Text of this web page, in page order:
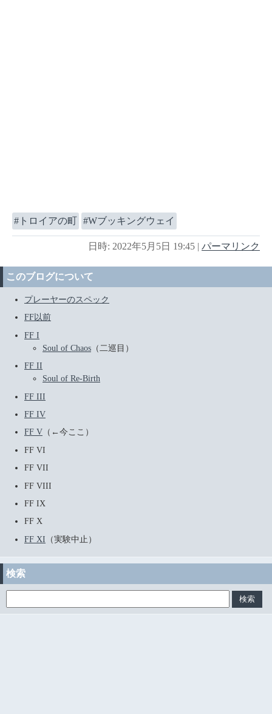
トロイアの町 Wブッキングウェイ
日時: 2022年5月5日 19:45 | パーマリンク
このブログについて
プレーヤーのスペック
FF以前
FF I
Soul of Chaos （二巡目）
FF II
Soul of Re-Birth
FF III
FF IV
FF V （←今ここ）
FF VI
FF VII
FF VIII
FF IX
FF X
FF XI （実験中止）
検索